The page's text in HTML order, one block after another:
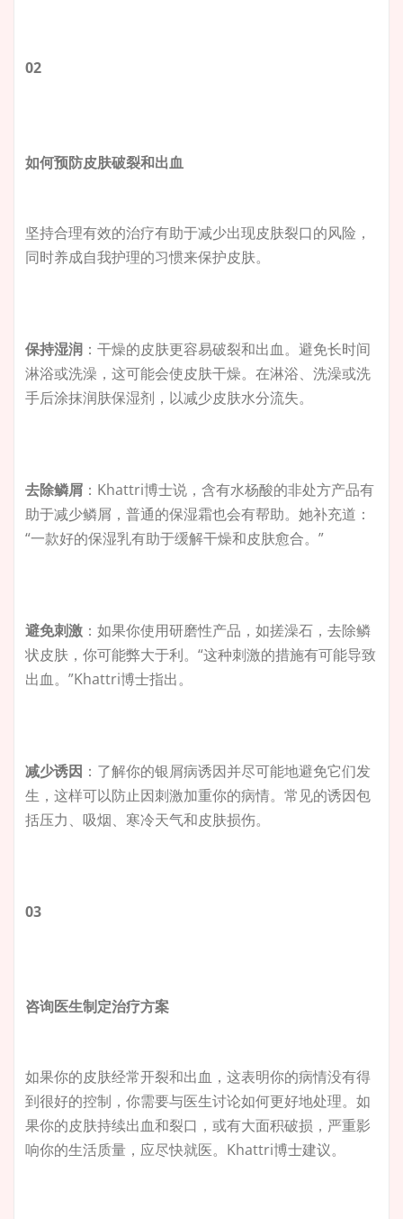
02
如何预防皮肤破裂和出血
坚持合理有效的治疗有助于减少出现皮肤裂口的风险，
同时养成自我护理的习惯来保护皮肤。
保持湿润 ：干燥的皮肤更容易破裂和出血。避免长时间
淋浴或洗澡，这可能会使皮肤干燥。在淋浴、洗澡或洗
手后涂抹润肤保湿剂，以减少皮肤水分流失。
去除鳞屑 ：Khattri博士说，含有水杨酸的非处方产品有
助于减少鳞屑，普通的保湿霜也会有帮助。她补充道：
“一款好的保湿乳有助于缓解干燥和皮肤愈合。”
避免刺激 ：如果你使用研磨性产品，如搓澡石，去除鳞
状皮肤，你可能弊大于利。“这种刺激的措施有可能导致
出血。”Khattri博士指出。
减少诱因 ：了解你的银屑病诱因并尽可能地避免它们发
生，这样可以防止因刺激加重你的病情。常见的诱因包
括压力、吸烟、寒冷天气和皮肤损伤。
03
咨询医生制定治疗方案
如果你的皮肤经常开裂和出血，这表明你的病情没有得
到很好的控制，你需要与医生讨论如何更好地处理。如
果你的皮肤持续出血和裂口，或有大面积破损，严重影
响你的生活质量，应尽快就医。Khattri博士建议。